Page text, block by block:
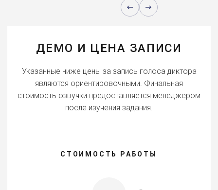
ДЕМО И ЦЕНА ЗАПИСИ
Указанные ниже цены за запись голоса диктора
являются ориентировочными. Финальная
стоимость озвучки предоставляется менеджером
после изучения задания.
СТОИМОСТЬ РАБОТЫ